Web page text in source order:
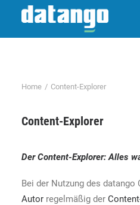
Home Content-Explorer
Content-Explorer
DerContent-Explorer: Alles
Bei der Nutzung des datango
Autor regelmäßig der